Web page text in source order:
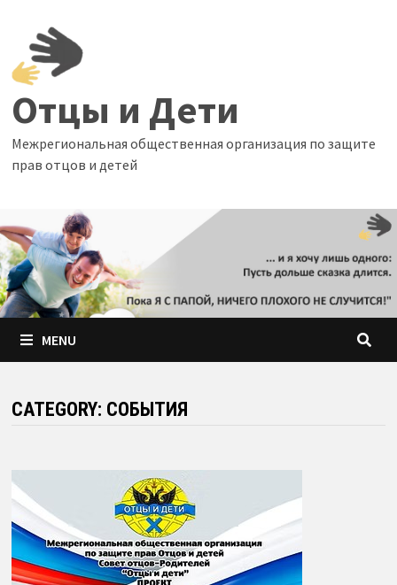
content
Отцы и Дети
Межрегиональная общественная организация по защите
прав отцов и детей
MENU
CATEGORY: СОБЫТИЯ